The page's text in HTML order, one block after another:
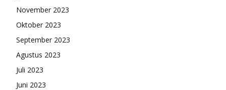
November 2023
Oktober 2023
September 2023
Agustus 2023
Juli 2023
Juni 2023